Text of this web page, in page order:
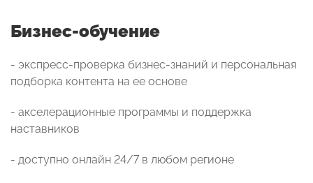
Бизнес-обучение
- экспресс-проверка бизнес-знаний и персональная
подборка контента на ее основе
- акселерационные программы и поддержка
наставников
- доступно онлайн 24/7 в любом регионе